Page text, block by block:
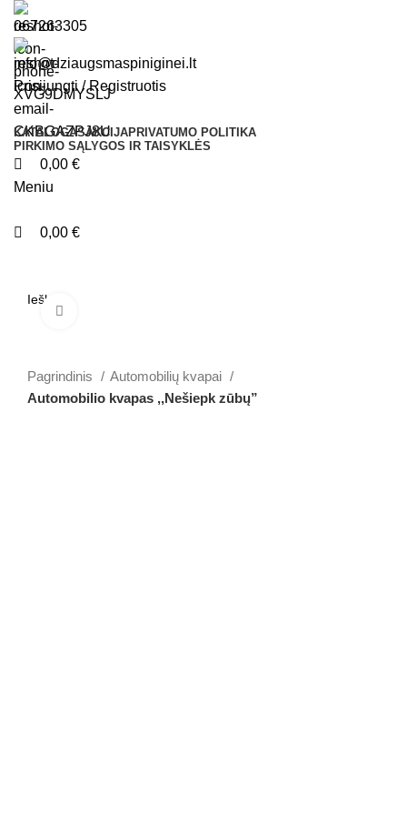
067263305
info@dziaugsmaspiniginei.lt
Prisijungti / Registruotis
KATALOGASAKCIJAPRIVATUMO POLITIKA
PIRKIMO SĄLYGOS IR TAISYKLĖS
0,00 €
Meniu
0,00 €
Pagrindinis
Automobilių kvapai
Automobilio kvapas ,,Nešiepk zūbų”